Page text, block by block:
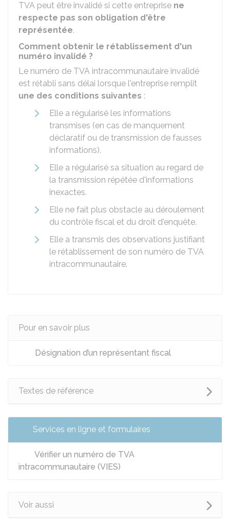
TVA peut être invalidé si cette entreprise ne
respecte pas son obligation d'être
représentée.
Comment obtenir le rétablissement d'un
numéro invalidé ?
Le numéro de TVA intracommunautaire invalidé
est rétabli sans délai lorsque l'entreprise remplit
une des conditions suivantes :
Elle a régularisé les informations
transmises (en cas de manquement
déclaratif ou de transmission de fausses
informations).
Elle a régularisé sa situation au regard de
la transmission répétée d'informations
inexactes.
Elle ne fait plus obstacle au déroulement
du contrôle fiscal et du droit d'enquête.
Elle a transmis des observations justifiant
le rétablissement de son numéro de TVA
intracommunautaire.
Pour en savoir plus
Désignation d’un représentant fiscal
Textes de référence
Services en ligne et formulaires
Vérifier un numéro de TVA
intracommunautaire (VIES)
Voir aussi